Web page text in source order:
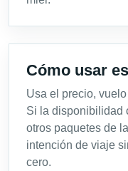
Cómo usar
Usa el precio,
Si la disponibilidad
otros paquetes de
intención de viaje
cero.